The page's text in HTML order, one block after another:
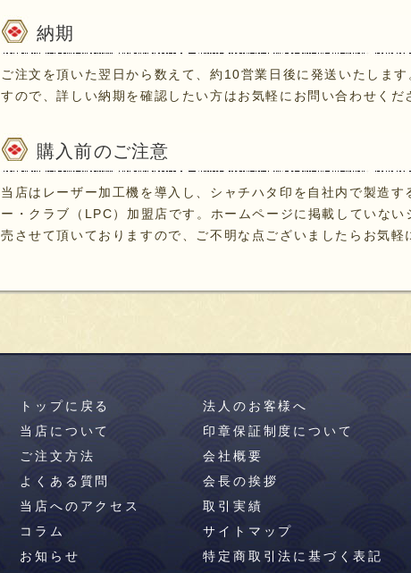
納期
ご注文を頂いた翌日から数えて、約10営業日後に発送いたしま
すので、詳しい納期を確認したい方はお気軽にお問い合わせくだ
購入前のご注意
当店はレーザー加工機を導入し、シャチハタ印を自社内で製造
ー・クラブ（LPC）加盟店です。ホームページに掲載していな
売させて頂いておりますので、ご不明な点ございましたらお気軽
トップに戻る
当店について
ご注文方法
よくある質問
当店へのアクセス
コラム
お知らせ
法人のお客様へ
印章保証制度について
会社概要
会長の挨拶
取引実績
サイトマップ
特定商取引法に基づく表記